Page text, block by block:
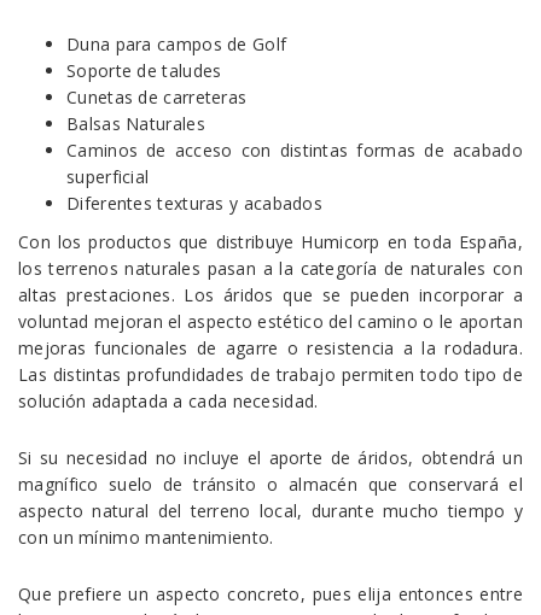
Duna para campos de Golf
Soporte de taludes
Cunetas de carreteras
Balsas Naturales
Caminos de acceso con distintas formas de acabado
superficial
Diferentes texturas y acabados
Con los productos que distribuye Humicorp en toda España,
los terrenos naturales pasan a la categoría de naturales con
altas prestaciones. Los áridos que se pueden incorporar a
voluntad mejoran el aspecto estético del camino o le aportan
mejoras funcionales de agarre o resistencia a la rodadura.
Las distintas profundidades de trabajo permiten todo tipo de
solución adaptada a cada necesidad.
Si su necesidad no incluye el aporte de áridos, obtendrá un
magnífico suelo de tránsito o almacén que conservará el
aspecto natural del terreno local, durante mucho tiempo y
con un mínimo mantenimiento.
Que prefiere un aspecto concreto, pues elija entonces entre